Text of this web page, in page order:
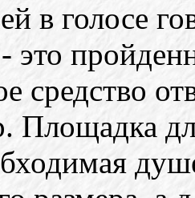
в голосе
это
средство
Площадка